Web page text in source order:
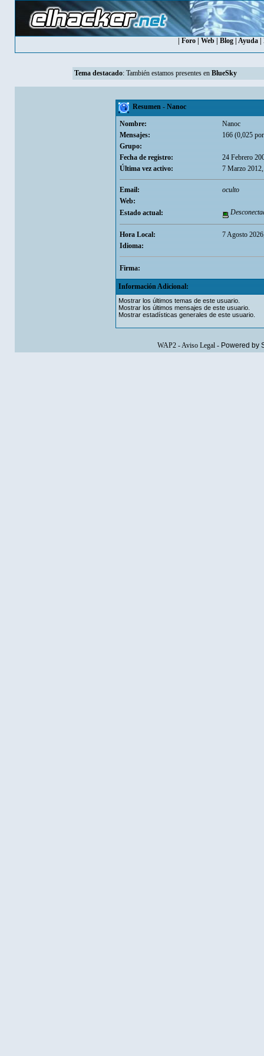
Foro Web Blog Ayuda
Tema destacado: También estamos presentes en BlueSky
Resumen - Nanoc
Nombre:
Nanoc
Mensajes:
166 (0,025
Grupo:
Fecha de registro:
24 Febrero
Última vez activo:
7 Marzo
Email:
oculto
Web:
Estado actual:
Hora Local:
7 Agosto
Idioma:
Firma:
Información Adicional:
Mostrar los últimos temas de este usuario.
Mostrar los últimos mensajes de este usuario.
Mostrar estadísticas generales de este usuario.
WAP2-Aviso Legal- Powered by